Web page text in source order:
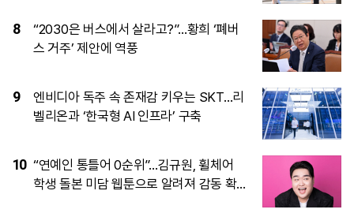
3
“롯데 야구보러 헌혈했는데”…폭취에 대체
혜택 없어 비판일자 재지급 검토
4
[시승기] 디펜더 110이 증명한 ‘일상형 오
프로더’의 진화
5
ETF엔 돈 몰리는데…비트코인, 6만4천달
러대 횡보 왜?